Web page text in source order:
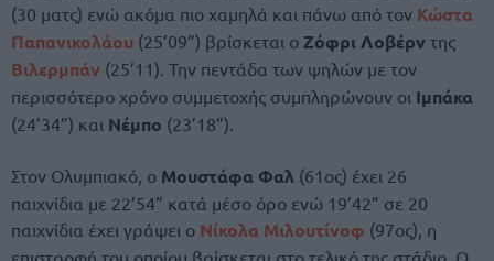
(30 ματς) ενώ ακόμα πιο χαμηλά και πάνω από τον Κώστα
Παπανικολάου (25’09”) βρίσκεται ο Ζόφρι Λοβέρν της
Βιλερμπάν (25’11). Την πεντάδα των ψηλών με τον
περισσότερο χρόνο συμμετοχής συμπληρώνουν οι Ιμπάκα
(24’34”) και Νέμπο (23’18”).
Στον Ολυμπιακό, ο Μουστάφα Φαλ (61ος) έχει 26
παιχνίδια με 22’54” κατά μέσο όρο ενώ 19’42” σε 20
παιχνίδια έχει γράψει ο Νίκολα Μιλουτίνοφ (97ος), η
επιστροφή του οποίου βρίσκεται στο τελικό της στάδιο. Ο